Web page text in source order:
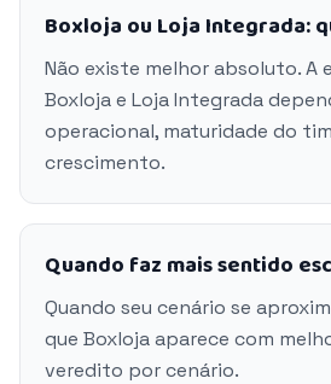
Boxloja ou Loja Integrada:
Não existe melhor absoluto. A
Boxloja e Loja Integrada
operacional, maturidade do
crescimento.
Quando faz mais sentido
Quando seu cenário se
que Boxloja aparece com
veredito por cenário.